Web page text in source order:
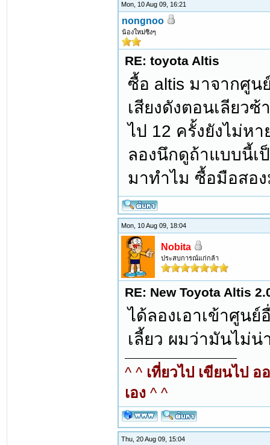
Mon, 10 Aug 09, 16:21
nongnoo
น้องใหม่ซิงๆ
RE: toyota Altis
ซื้อ altis มาจากศูน
เสียงดังตอนเลียว
ไป 12 ครั้งยังไม่ห
ลองนึกดูถ้าแบบนี้เ
มาทำไม ซื้อมือสอ
Mon, 10 Aug 09, 18:04
Nobita
ประสบการณ์แก่กล้า
RE: New Toyota Altis
ได้ลองเอาเข้าศูน
เลี้ยว ผมว่ามันไม่น่
^ ^ เที่ยวไป เขียนไป
เอง ^ ^
Thu, 20 Aug 09, 15:04